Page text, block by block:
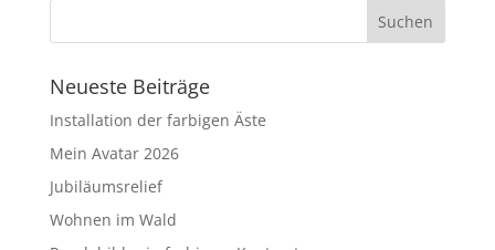
Neueste Beiträge
Installation der farbigen Äste
Mein Avatar 2026
Jubiläumsrelief
Wohnen im Wald